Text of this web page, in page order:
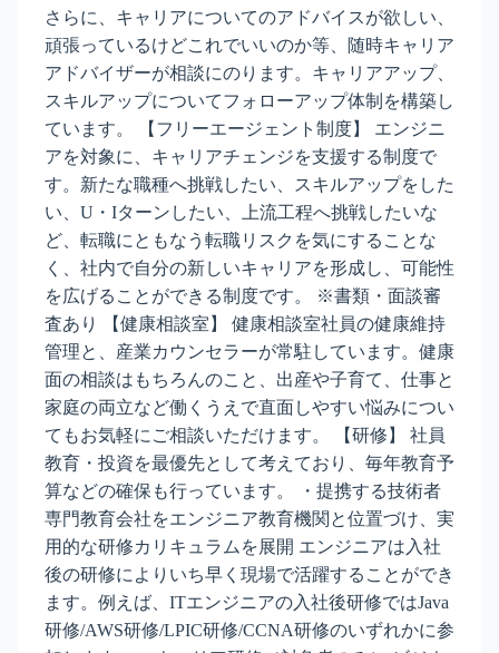
さらに、キャリアについてのアドバイスが欲しい、
頑張っているけどこれでいいのか等、随時キャリア
アドバイザーが相談にのります。キャリアアップ、
スキルアップについてフォローアップ体制を構築し
ています。 【フリーエージェント制度】 エンジニ
アを対象に、キャリアチェンジを支援する制度で
す。新たな職種へ挑戦したい、スキルアップをした
い、U・Iターンしたい、上流工程へ挑戦したいな
ど、転職にともなう転職リスクを気にすることな
く、社内で自分の新しいキャリアを形成し、可能性
を広げることができる制度です。 ※書類・面談審
査あり 【健康相談室】 健康相談室社員の健康維持
管理と、産業カウンセラーが常駐しています。健康
面の相談はもちろんのこと、出産や子育て、仕事と
家庭の両立など働くうえで直面しやすい悩みについ
てもお気軽にご相談いただけます。 【研修】 社員
教育・投資を最優先として考えており、毎年教育予
算などの確保も行っています。 ・提携する技術者
専門教育会社をエンジニア教育機関と位置づけ、実
用的な研修カリキュラムを展開 エンジニアは入社
後の研修によりいち早く現場で活躍することができ
ます。例えば、ITエンジニアの入社後研修ではJava
研修/AWS研修/LPIC研修/CCNA研修のいずれかに参